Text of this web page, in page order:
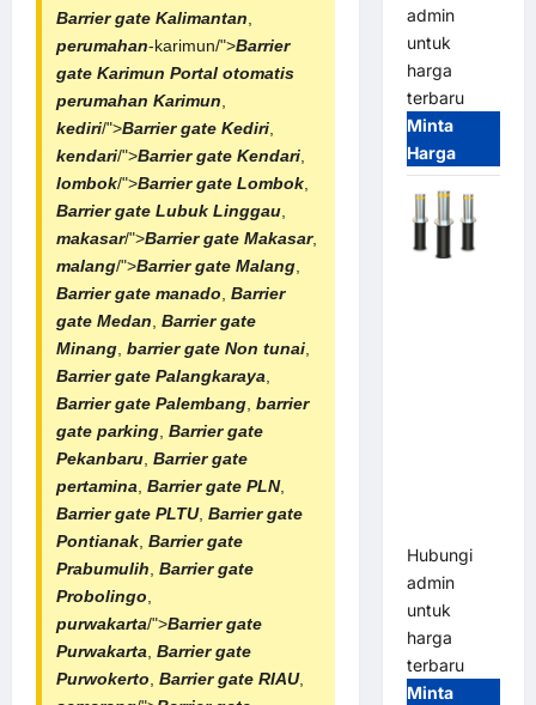
Barrier gate Kalimantan,
perumahan-karimun/">Barrier
gate Karimun Portal otomatis
perumahan Karimun,
kediri/">Barrier gate Kediri,
kendari/">Barrier gate Kendari,
lombok/">Barrier gate Lombok,
Barrier gate Lubuk Linggau,
makasar/">Barrier gate Makasar,
malang/">Barrier gate Malang,
Barrier gate manado, Barrier
gate Medan, Barrier gate
Minang, barrier gate Non tunai,
Barrier gate Palangkaraya,
Barrier gate Palembang, barrier
gate parking, Barrier gate
Pekanbaru, Barrier gate
pertamina, Barrier gate PLN,
Barrier gate PLTU, Barrier gate
Pontianak, Barrier gate
Prabumulih, Barrier gate
Probolingo,
purwakarta/">Barrier gate
Purwakarta, Barrier gate
Purwokerto, Barrier gate RIAU,
admin
untuk
harga
terbaru
Minta
Harga
Hubungi
admin
untuk
harga
terbaru
Minta